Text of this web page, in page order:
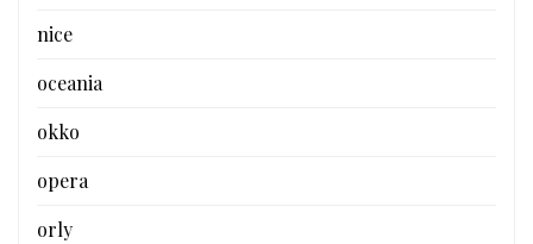
nice
oceania
okko
opera
orly